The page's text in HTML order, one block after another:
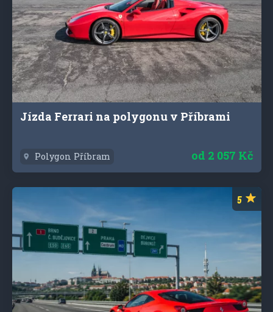
Jízda Ferrari na polygonu v Příbrami
Polygon Příbram od 2 057 Kč